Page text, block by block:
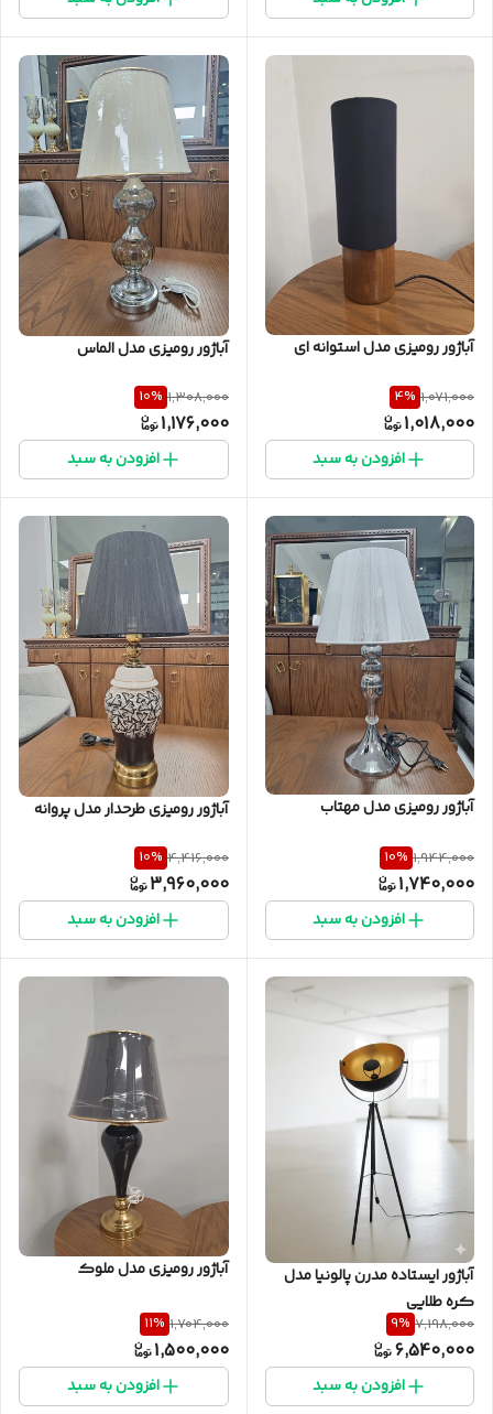
آباژور رومیزی مدل استوانه ای
1,071,000
4%
1,018,000
افزودن به سبد
آباژور رومیزی مدل الماس
1,308,000
10%
1,176,000
افزودن به سبد
آباژور رومیزی مدل مهتاب
1,944,000
10%
1,740,000
افزودن به سبد
آباژور رومیزی طرحدار مدل پروانه
4,416,000
10%
3,960,000
افزودن به سبد
آباژور ایستاده مدرن پالونیا مدل
کره طلایی
7,198,000
9%
6,540,000
افزودن به سبد
آباژور رومیزی مدل ملوک
1,704,000
11%
1,500,000
افزودن به سبد